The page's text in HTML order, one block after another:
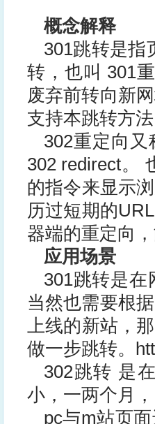
概念解释
301跳转是指
转，也叫 301
废弃前转向新
支持本跳转方
302重定向
302 redirect。
的指令来显示
历过短期的
器端的重定向
应用场景
301跳转是在
当然也需要根
上线的新站，
做一步跳转。
302跳转 是
小，一两个月
pc与m站页